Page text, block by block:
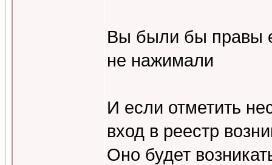
Вы были бы правы
не нажимали
И если отметить
вход в реестр
Оно будет